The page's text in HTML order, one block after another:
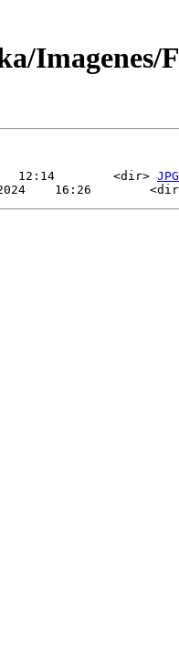
Imagenes/
12:14        <dir> JPG
2024    16:26